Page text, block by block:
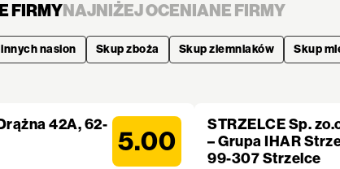
FIRMY NAJNIŻEJ OCENIANE FIRMY
nasion Skup zboża Skup ziemniaków Skup
42A, 62-
5.00
STRZELCE Sp.
– Grupa IHAR
99-307 Strzelce